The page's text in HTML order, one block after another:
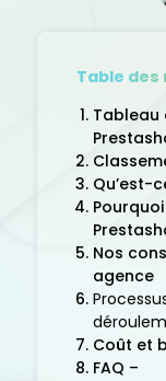
Table
Tableau
Qu’est-
Nos
agence
Coût et
FAQ –